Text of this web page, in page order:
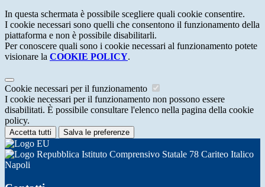
In questa schermata è possibile scegliere quali cookie consentire.
I cookie necessari sono quelli che consentono il funzionamento della
piattaforma e non è possibile disabilitarli.
Per conoscere quali sono i cookie necessari al funzionamento potete
visionare la COOKIE POLICY.
Cookie necessari per il funzionamento
I cookie necessari per il funzionamento non possono essere
disabilitati. È possibile consultare l'elenco nella pagina della cookie
policy.
Accetta tutti Salva le preferenze
Istituto Comprensivo Statale 78 Cariteo Italico
Napoli